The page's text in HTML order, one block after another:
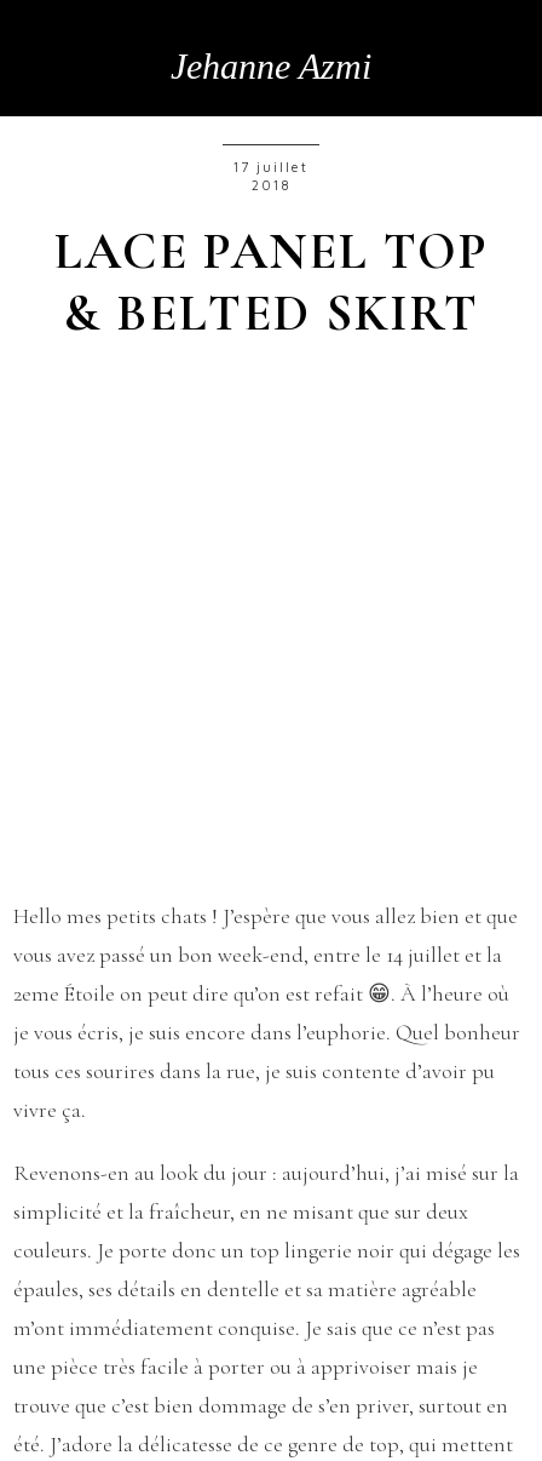
Jehanne Azmi
17 juillet
2018
LACE PANEL TOP
& BELTED SKIRT
Hello mes petits chats ! J’espère que vous allez bien et que
vous avez passé un bon week-end, entre le 14 juillet et la
2eme Étoile on peut dire qu’on est refait 😁. À l’heure où
je vous écris, je suis encore dans l’euphorie. Quel bonheur
tous ces sourires dans la rue, je suis contente d’avoir pu
vivre ça.
Revenons-en au look du jour : aujourd’hui, j’ai misé sur la
simplicité et la fraîcheur, en ne misant que sur deux
couleurs. Je porte donc un top lingerie noir qui dégage les
épaules, ses détails en dentelle et sa matière agréable
m’ont immédiatement conquise. Je sais que ce n’est pas
une pièce très facile à porter ou à apprivoiser mais je
trouve que c’est bien dommage de s’en priver, surtout en
été. J’adore la délicatesse de ce genre de top, qui mettent